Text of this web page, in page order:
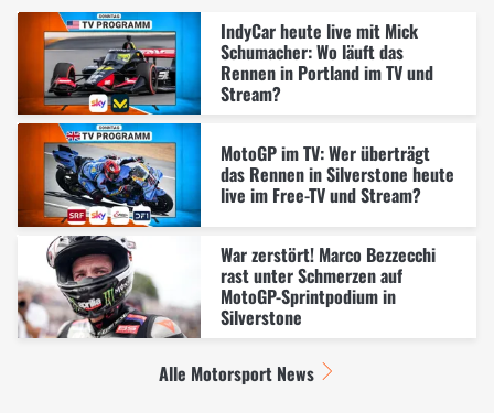
IndyCar heute live mit Mick
Schumacher: Wo läuft das
Rennen in Portland im TV und
Stream?
MotoGP im TV: Wer überträgt
das Rennen in Silverstone heute
live im Free-TV und Stream?
War zerstört! Marco Bezzecchi
rast unter Schmerzen auf
MotoGP-Sprintpodium in
Silverstone
Alle Motorsport News